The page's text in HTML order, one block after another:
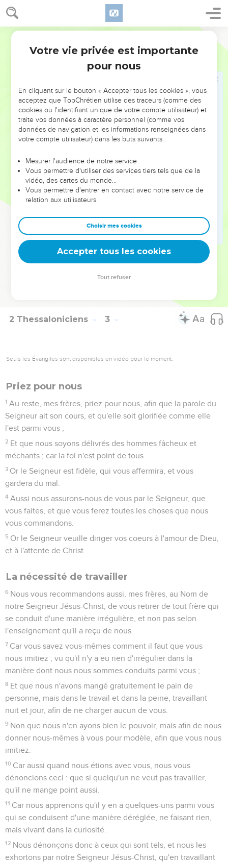
2 Thessaloniciens 2
parce qu'ils n'ont pas reçu l'amour de la vérité, pour être
sauvés.
C'est pourquoi Dieu leur enverra une erreur efficace, de
Afin que tous ceux-là soient jugés qui n'ont point cru à la
vérité, mais qui ont pris plaisir à l'iniquité.
Vous avez été choisis pour être sauvés
Mais, mes frères, les bien-aimés du Seigneur, nous devons
toujours rendre grâces à Dieu pour vous, de ce que Dieu
vous a élus dès le commencement pour le salut par la
A quoi il vous a appelés par notre Evangile, afin que vous
possédiez la gloire qui nous a été acquise par notre Seigneur
Jésus-Christ.
15
les enseignements que vous avez appris, soit par [notre]
parole, soit par notre épître.
Or lui-même Jésus-Christ, notre Seigneur, et notre Dieu et
Père, qui nous a aimés, et qui nous a donné une consolation
2 Thessaloniciens 3
Seuls les Évangiles sont disponibles en vidéo pour le moment.
Priez pour nous
1 Au reste, mes frères, priez pour nous, afin que la parole du
Seigneur ait son cours, et qu'elle soit glorifiée comme elle
l'est parmi vous ;
2 Et que nous soyons délivrés des hommes fâcheux et
méchants ; car la foi n'est point de tous.
3 Or le Seigneur est fidèle, qui vous affermira, et vous
gardera du mal.
4 Aussi nous assurons-nous de vous par le Seigneur, que
vous faites, et que vous ferez toutes les choses que nous
vous commandons.
5 Or le Seigneur veuille diriger vos coeurs à l'amour de Dieu,
et à l'attente de Christ.
La nécessité de travailler
6 Nous vous recommandons aussi, mes frères, au Nom de
notre Seigneur Jésus-Christ, de vous retirer de tout frère qui
se conduit d'une manière irrégulière, et non pas selon
l'enseignement qu'il a reçu de nous.
7 Car vous savez vous-mêmes comment il faut que vous
nous imitiez ; vu qu'il n'y a eu rien d'irrégulier dans la
manière dont nous nous sommes conduits parmi vous ;
8 Et que nous n'avons mangé gratuitement le pain de
personne, mais dans le travail et dans la peine, travaillant
nuit et jour, afin de ne charger aucun de vous.
9 Non que nous n'en ayons bien le pouvoir, mais afin de nous
donner nous-mêmes à vous pour modèle, afin que vous nous
imitiez.
10 Car aussi quand nous étions avec vous, nous vous
dénoncions ceci : que si quelqu'un ne veut pas travailler,
qu'il ne mange point aussi.
11 Car nous apprenons qu'il y en a quelques-uns parmi vous
qui se conduisent d'une manière déréglée, ne faisant rien,
mais vivant dans la curiosité.
12 Nous dénonçons donc à ceux qui sont tels, et nous les
exhortons par notre Seigneur Jésus-Christ, qu'en travaillant
Votre vie privée est importante
pour nous
En cliquant sur le bouton « Accepter tous les cookies », vous
acceptez que TopChrétien utilise des traceurs (comme des
cookies ou l'identifiant unique de votre compte utilisateur) et
traite vos données à caractère personnel (comme vos
données de navigation et les informations renseignées dans
votre compte utilisateur) dans les buts suivants :
Mesurer l'audience de notre service
Vous permettre d'utiliser des services tiers tels que de la
vidéo, des cartes du monde…
Vous permettre d'entrer en contact avec notre service de
relation aux utilisateurs.
Choisir mes cookies
Accepter tous les cookies
Tout refuser